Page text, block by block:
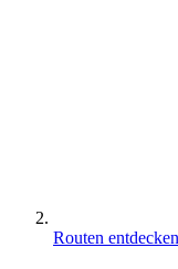
Routen entdecken